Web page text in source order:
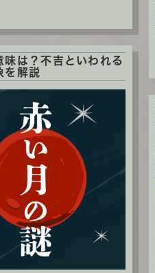
味は？不吉といわれる
を解説